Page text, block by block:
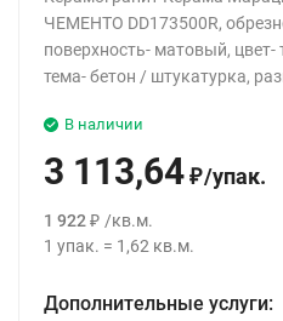
ЧЕМЕНТО DD173500R,
поверхность- матовый,
тема- бетон / штукатурка,
В наличии
3 113,64 ₽/упак.
1 922 ₽ /кв.м.
1 упак. = 1,62 кв.м.
Дополнительные услуги: